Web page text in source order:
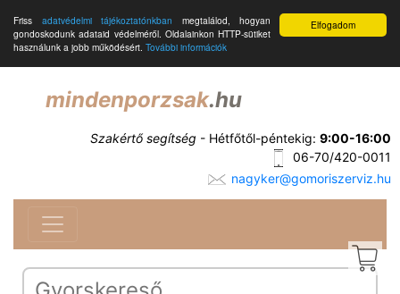
Elfogadom
Friss adatvédelmi tájékoztatónkban megtalálod, hogyan
gondoskodunk adataid védelméről. Oldalainkon HTTP-sütiket
használunk a jobb működésért. További információk
mindenporzsak.hu
Szakértő segítség - Hétfőtől-péntekig: 9:00-16:00
06-70/420-0011
nagyker@gomoriszerviz.hu